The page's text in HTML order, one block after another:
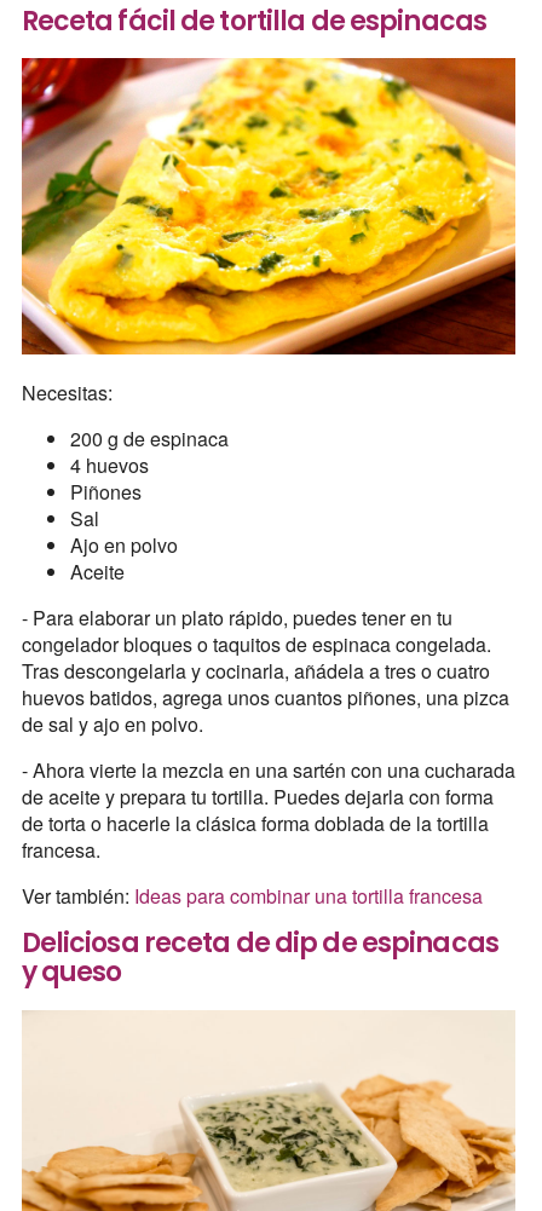
Receta fácil de tortilla de espinacas
Necesitas:
200 g de espinaca
4 huevos
Piñones
Sal
Ajo en polvo
Aceite
- Para elaborar un plato rápido, puedes tener en tu
congelador bloques o taquitos de espinaca congelada.
Tras descongelarla y cocinarla, añádela a tres o cuatro
huevos batidos, agrega unos cuantos piñones, una pizca
de sal y ajo en polvo.
- Ahora vierte la mezcla en una sartén con una cucharada
de aceite y prepara tu tortilla. Puedes dejarla con forma
de torta o hacerle la clásica forma doblada de la tortilla
francesa.
Ver también: Ideas para combinar una tortilla francesa
Deliciosa receta de dip de espinacas
y queso